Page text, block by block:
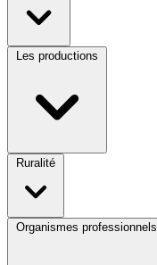
Les productions
Ruralité
Organismes professionnels